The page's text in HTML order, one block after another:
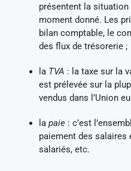
présentent la situation
moment donné. Les
bilan comptable, le
des flux de trésorerie ;
la TVA : la taxe sur la
est prélevée sur la
vendus dans l’Union
la paie : c’est
paiement des salaires
salariés, etc.